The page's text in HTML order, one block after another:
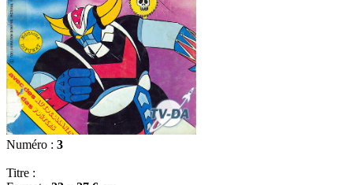
Numéro : 3
Titre :